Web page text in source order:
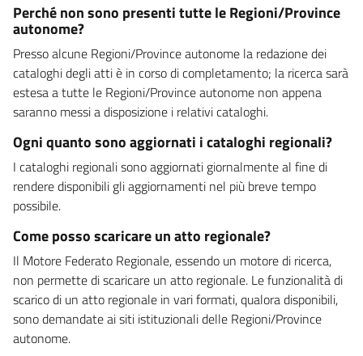
Perché non sono presenti tutte le Regioni/Province
autonome?
Presso alcune Regioni/Province autonome la redazione dei
cataloghi degli atti è in corso di completamento; la ricerca sarà
estesa a tutte le Regioni/Province autonome non appena
saranno messi a disposizione i relativi cataloghi.
Ogni quanto sono aggiornati i cataloghi regionali?
I cataloghi regionali sono aggiornati giornalmente al fine di
rendere disponibili gli aggiornamenti nel più breve tempo
possibile.
Come posso scaricare un atto regionale?
Il Motore Federato Regionale, essendo un motore di ricerca,
non permette di scaricare un atto regionale. Le funzionalità di
scarico di un atto regionale in vari formati, qualora disponibili,
sono demandate ai siti istituzionali delle Regioni/Province
autonome.